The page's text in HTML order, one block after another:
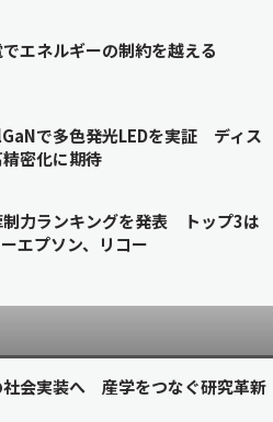
エネルギーの制約を越える
で多色発光LEDを実証 ディス
密化に期待
制力ランキングを発表 トップ3は
エプソン、リコー
社会実装へ 産学をつなぐ研究革新